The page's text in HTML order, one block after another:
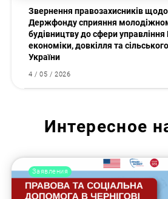
Звернення правозахисників
Держфонду сприяння
будівництву до сфери управління
економіки, довкілля та
України
4 / 05 / 2026
Интересное
Заявления